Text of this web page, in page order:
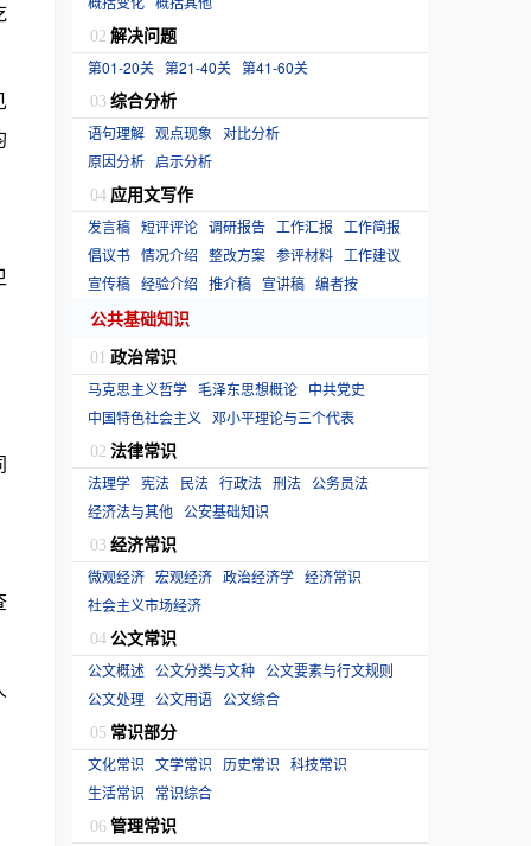
02 解决问题
第01-20关 第21-40关 第41-60关
03 综合分析
语句理解 观点现象 对比分析
原因分析 启示分析
04 应用文写作
发言稿 短评评论 调研报告 工作汇报
工作简报
倡议书 情况介绍 整改方案 参评材料 工作建议
宣传稿 经验介绍 推介稿 宣讲稿 编者按
公共基础知识
01 政治常识
马克思主义哲学 毛泽东思想概论 中共党史
中国特色社会主义 邓小平理论与三个代表
02 法律常识
法理学 宪法 民法 行政法 刑法 公务员法
经济法与其他 公安基础知识
03 经济常识
微观经济 宏观经济 政治经济学 经济常识
社会主义市场经济
04 公文常识
公文概述 公文分类与文种 公文要素与行文规则
公文处理 公文用语 公文综合
05 常识部分
文化常识 文学常识 历史常识 科技常识
生活常识
常识综合
06 管理常识